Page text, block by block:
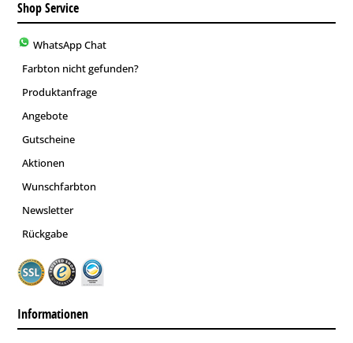
Shop Service
WhatsApp Chat
Farbton nicht gefunden?
Produktanfrage
Angebote
Gutscheine
Aktionen
Wunschfarbton
Newsletter
Rückgabe
Informationen